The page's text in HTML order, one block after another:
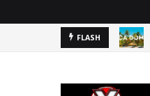
FLASH